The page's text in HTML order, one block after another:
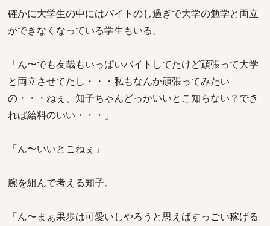
確かに大学生の中にはバイトのし過ぎで大学の勉学と両立
ができなくなっている学生もいる。
「ん〜でも友哉もいっぱいバイトしてたけど頑張って大学
と両立させてたし・・・私もなんか頑張ってみたい
の・・・ねぇ、知子ちゃんどっかいいとこ知らない？でき
れば給料のいい・・・」
「ん〜いいとこねぇ」
腕を組んで考える知子。
「ん〜まぁ果歩は可愛いしやろうと思えばすっごい稼げる